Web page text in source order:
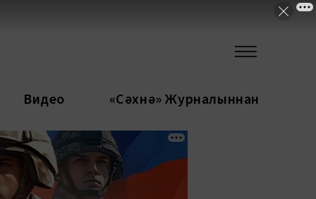
Видео «Сәхнә» Журналыннан